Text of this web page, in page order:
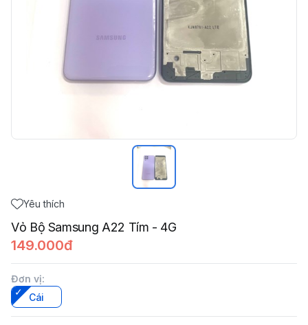
Yêu thích
Vỏ Bộ Samsung A22 Tím - 4G
149.000đ
Đơn vị:
Cái